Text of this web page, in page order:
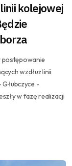
kolejowej
postępowanie
wzdłuż linii
Głubczyce -
w fazę realizacji